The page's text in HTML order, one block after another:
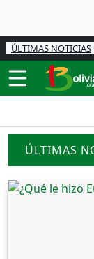
ÚLTIMAS NOTICIAS
ÚLTIMAS